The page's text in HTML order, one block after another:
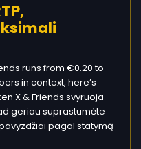
runs from €0.20 to
in context, here’s
X & Friends svyruoja
geriau suprastumėte
pagal statymą